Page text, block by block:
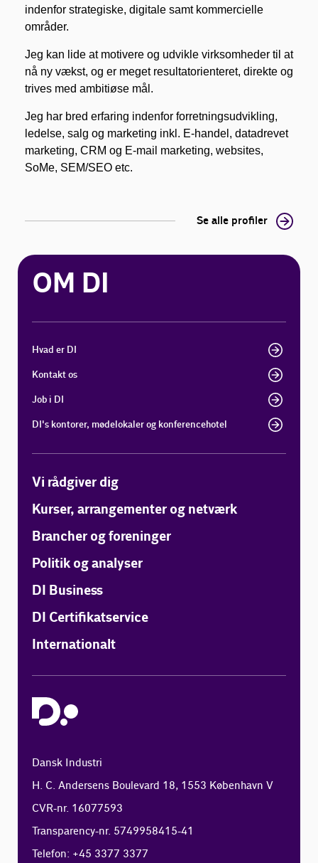
indenfor strategiske, digitale samt kommercielle
områder.
Jeg kan lide at motivere og udvikle virksomheder til at
nå ny vækst, og er meget resultatorienteret, direkte og
trives med ambitiøse mål.
Jeg har bred erfaring indenfor forretningsudvikling,
ledelse, salg og marketing inkl. E-handel, datadrevet
marketing, CRM og E-mail marketing, websites,
SoMe, SEM/SEO etc.
Se alle profiler
OM DI
Hvad er DI
Kontakt os
Job i DI
DI's kontorer, mødelokaler og konferencehotel
Vi rådgiver dig
Kurser, arrangementer og netværk
Brancher og foreninger
Politik og analyser
DI Business
DI Certifikatservice
Internationalt
Dansk Industri
H. C. Andersens Boulevard 18, 1553 København V
CVR-nr. 16077593
Transparency-nr. 5749958415-41
Telefon: +45 3377 3377